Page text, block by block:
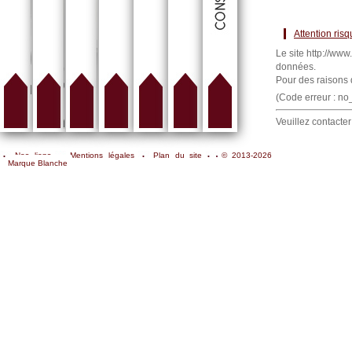
Attention
Le site http://
données.
Pour des
(Code erreur :
Veuillez
Nos liens Mentions légales Plan du site
© 2013-2026
Marque Blanche